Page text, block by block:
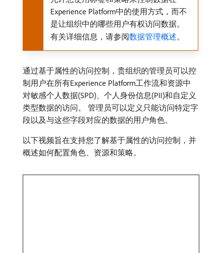
Experience Platform中的使用方式，而不
是让组织中的哪些用户有权访问数据。
有关详细信息，请参阅数据管理概述。
通过基于属性的访问控制，贵组织的管理员可以控
制用户在所有Experience Platform工作流和资源中
对敏感个人数据(SPD)、个人身份信息(PII)和自定义
类型数据的访问。 管理员可以定义只能访问特定字
段以及与这些字段对应的数据的用户角色。
以下视频旨在支持您了解基于属性的访问控制，并
概述如何配置角色、资源和策略。